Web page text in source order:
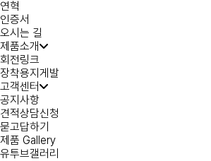
연혁
인증서
오시는 길
제품소개
회전링크
장착용지게발
고객센터
공지사항
견적상담신청
묻고답하기
제품 Gallery
유투브갤러리